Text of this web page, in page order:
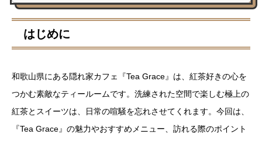
はじめに
和歌山県にある隠れ家カフェ『Tea Grace』は、紅茶好きの心を
つかむ素敵なティールームです。洗練された空間で楽しむ極上の
紅茶とスイーツは、日常の喧騒を忘れさせてくれます。今回は、
『Tea Grace』の魅力やおすすめメニュー、訪れる際のポイント